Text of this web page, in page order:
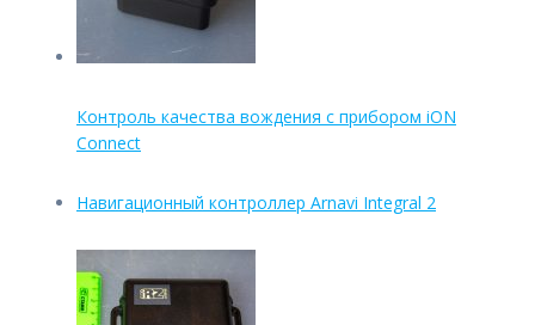
Контроль качества вождения с прибором iON
Connect
Навигационный контроллер Arnavi Integral 2